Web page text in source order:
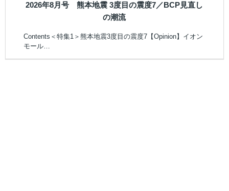
2026年8月号 熊本地震 3度目の震度7／BCP見直し
の潮流
Contents＜特集1＞熊本地震3度目の震度7【Opinion】イオン
モール…